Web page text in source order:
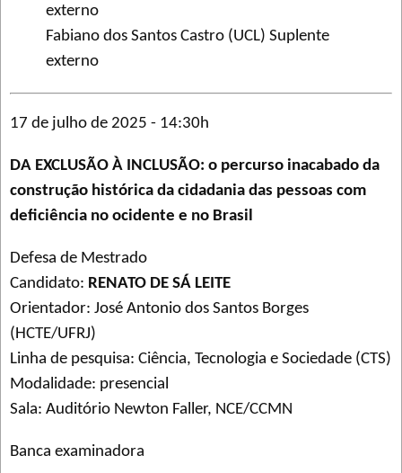
externo
Fabiano dos Santos Castro (UCL) Suplente
externo
17 de julho de 2025 - 14:30h
DA EXCLUSÃO À INCLUSÃO: o percurso inacabado da
construção histórica da cidadania das pessoas com
deficiência no ocidente e no Brasil
Defesa de Mestrado
Candidato: RENATO DE SÁ LEITE
Orientador: José Antonio dos Santos Borges
(HCTE/UFRJ)
Linha de pesquisa: Ciência, Tecnologia e Sociedade (CTS)
Modalidade: presencial
Sala: Auditório Newton Faller, NCE/CCMN
Banca examinadora